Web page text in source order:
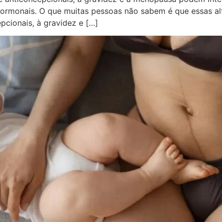
O que muitas pessoas não sabem é que essas
à gravidez e […]